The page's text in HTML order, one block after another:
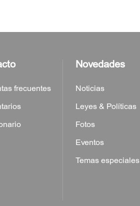
frecuentes
Novedades
Noticias
Leyes & Políticas
Fotos
Eventos
Temas especiales